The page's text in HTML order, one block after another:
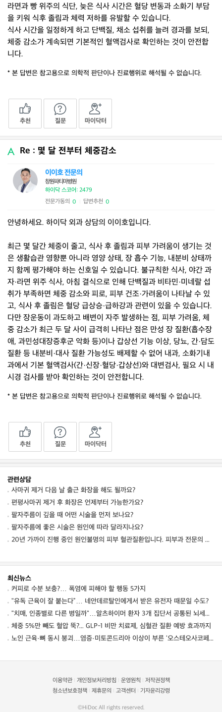
라면과 빵 위주의 식단, 늦은 식사 시간은 혈당 변동과 소화기 부담
을 키워 식후 졸림과 체력 저하를 유발할 수 있습니다.
식사 시간을 일정하게 하고 단백질, 채소 섭취를 늘려 경과를 보되,
체중 감소가 계속되면 기본적인 혈액검사로 확인하는 것이 안전합
니다.
* 본 답변은 참고용으로 의학적 판단이나 진료행위로 해석될 수 없습니다.
추천 질문 마이닥터
Re : 몇 달 전부터 체중감소
이이호 전문의
창원파티마병원
하이닥 스코어: 2479
전문가동의 0 답변추천 0
안녕하세요. 하이닥 외과 상담의 이이호입니다.
최근 몇 달간 체중이 줄고, 식사 후 졸림과 피부 가려움이 생기는 것
은 생활습관 영향뿐 아니라 영양 상태, 장 흡수 기능, 내분비 상태까
지 함께 평가해야 하는 신호일 수 있습니다. 불규칙한 식사, 야간 과
자·라면 위주 식사, 아침 결식으로 인해 단백질과 비타민·미네랄 섭
취가 부족하면 체중 감소와 피로, 피부 건조·가려움이 나타날 수 있
고, 식사 후 졸림은 혈당 급상승·급하강과 관련이 있을 수 있습니다.
다만 장운동이 과도하고 배변이 자주 발생하는 점, 피부 가려움, 체
중 감소가 최근 두 달 사이 급격히 나타난 점은 만성 장 질환(흡수장
애, 과민성대장증후군 악화 등)이나 갑상선 기능 이상, 당뇨, 간·담도
질환 등 내분비·대사 질환 가능성도 배제할 수 없어 내과, 소화기내
과에서 기본 혈액검사(간·신장·혈당·갑상선)와 대변검사, 필요 시 내
시경 검사를 받아 확인하는 것이 안전합니다.
* 본 답변은 참고용으로 의학적 판단이나 진료행위로 해석될 수 없습니다.
추천 질문 마이닥터
관련상담
사마귀 제거 다음 날 출근 화장을 해도 될까요?
편평사마귀 제거 후 화장은 언제부터 가능한가요?
팔자주름이 깊을 때 어떤 시술을 먼저 보나요?
팔자주름에 좋은 시술은 원인에 따라 달라지나요?
20년 가까이 진행 중인 원인불명의 피부 혈관질환입니다. 피부과 전문의 선생님들의 감별진단
최신뉴스
커피로 수분 보충?… 폭염에 피해야 할 행동 5가지
"유독 근육이 잘 붙는다”… 네안데르탈인에게서 받은 유전자 때문일 수도?
"치매, 인종별로 다른 병일까"…알츠하이머 환자 3개 집단서 공통된 뇌세포 이상 발견
체중 5%만 빼도 혈압 뚝?... GLP-1 비만 치료제, 심혈관 질환 예방 효과까지
노인 근육·뼈 동시 붕괴…염증·미토콘드리아 이상이 부른 '오스테오사코페니아' 경고
이용약관 개인정보처리방침 운영원칙
저작권정책
청소년보호정책
제휴문의 고객센터 기자윤리강령
©HiDoc All rights reserved.